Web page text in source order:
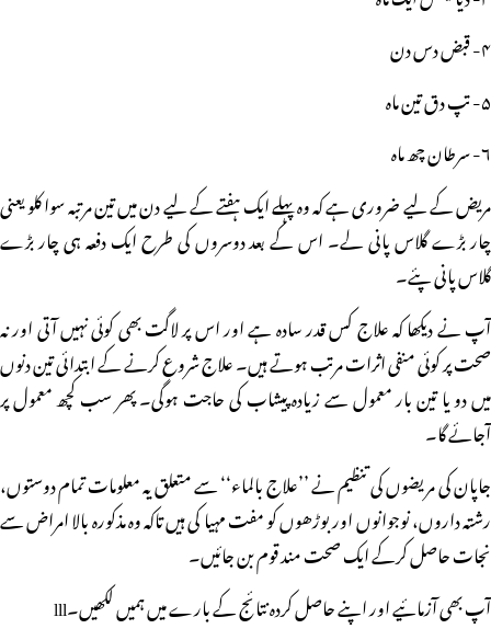
۴- قبض دس دن
۵- تپ دق تین ماہ
۶- سرطان چھ ماہ
مریض کے لیے ضروری ہے کہ وہ پہلے ایک ہفتے کے لیے دن میں تین مرتبہ سوا کلو یعنی
چار بڑے گلاس پانی لے۔ اس کے بعد دوسروں کی طرح ایک دفعہ ہی چار بڑے
گلاس پانی پئے۔
آپ نے دیکھا کہ علاج کس قدر سادہ ہے اور اس پر لاگت بھی کوئی نہیں آتی اور نہ
صحت پر کوئی منفی اثرات مرتب ہوتے ہیں۔ علاج شروع کرنے کے ابتدائی تین دنوں
میں دو یا تین بار معمول سے زیادہ پیشاب کی حاجت ہوگی۔ پھر سب کچھ معمول پر
آجائے گا۔
جاپان کی مریضوں کی تنظیم نے ’’علاج بالماء‘‘ سے متعلق یہ معلومات تمام دوستوں،
رشتہ داروں، نوجوانوں اور بوڑھوں کو مفت مہیا کی ہیں تاکہ وہ مذکورہ بالا امراض سے
نجات حاصل کرکے ایک صحت مند قوم بن جائیں۔
آپ بھی آزمائیے اور اپنے حاصل کردہ نتائج کے بارے میں ہمیں لکھیں۔lll